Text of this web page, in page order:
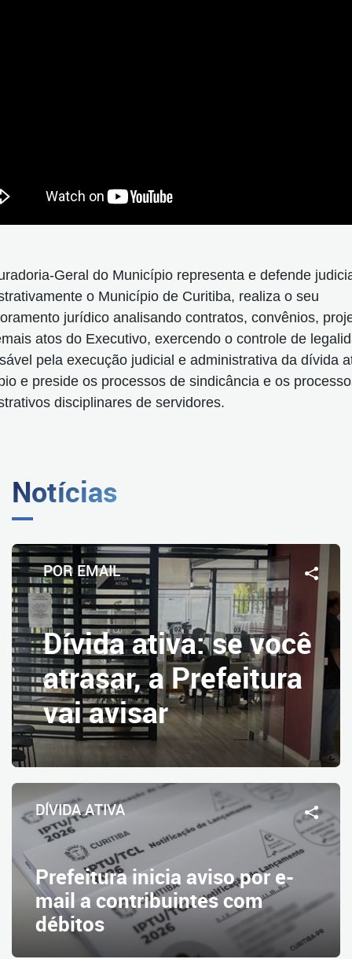
Geral do Município representa e defende
o Município de Curitiba, realiza o seu
jurídico analisando contratos, convênios,
atos do Executivo, exercendo o controle de
pela execução judicial e administrativa da dívida
e preside os processos de sindicância e os
disciplinares de servidores.
Notícias
POR EMAIL
Dívida ativa: se você
atrasar, a Prefeitura
vai avisar
DÍVIDA ATIVA
Prefeitura inicia aviso por e-
mail a contribuintes com
débitos